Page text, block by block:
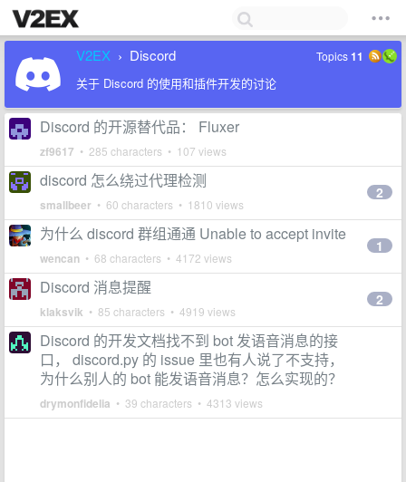
V2EX › Discord Topics11
关于 Discord 的使用和插件开发的讨论
Discord 的开源替代品： Fluxer
zf9617 • 285 characters • 107 views
discord 怎么绕过代理检测
smallbeer • 60 characters • 1810 views
2
为什么 discord 群组通通 Unable to accept invite
wencan • 68 characters • 4172 views
1
Discord 消息提醒
klaksvik • 85 characters • 4919 views
2
Discord 的开发文档找不到 bot 发语音消息的接
口， discord.py 的 issue 里也有人说了不支持，
为什么别人的 bot 能发语音消息？怎么实现的？
drymonfidelia • 39 characters • 4313 views